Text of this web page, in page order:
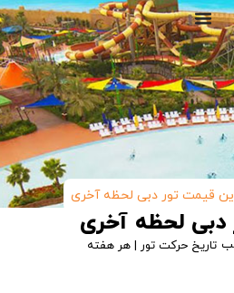
قیمت تور دبی لحظه آخری
دبی لحظه آخری
تاریخ حرکت تور | هر هفته